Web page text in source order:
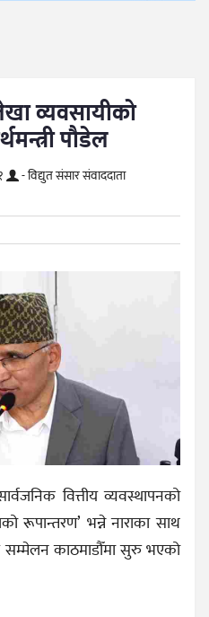
व्यवसायीको
पौडेल
- विद्युत संसार संवाददाता
वित्तीय व्यवस्थापनको
रूपान्तरण’ भन्ने नाराका साथ
सम्मेलन काठमाडौँमा सुरु भएको